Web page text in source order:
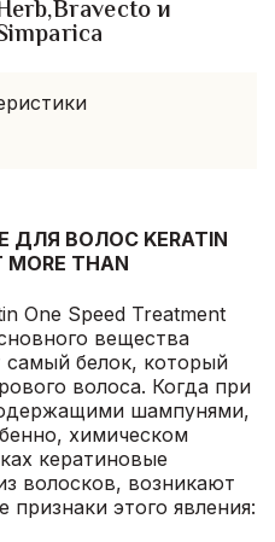
и
ДЛЯ ВОЛОС KERATIN
MORE THAN
One Speed Treatment
вещества
самый белок, который
волоса. Когда при
шампунями,
химическом
кератиновые
волосков, возникают
этого явления: